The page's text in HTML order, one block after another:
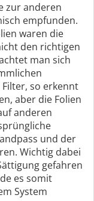
zur anderen
empfunden.
waren die
den richtigen
man sich
so erkennt
aber die Folien
anderen
und der
Wichtig dabei
gefahren
es somit
System